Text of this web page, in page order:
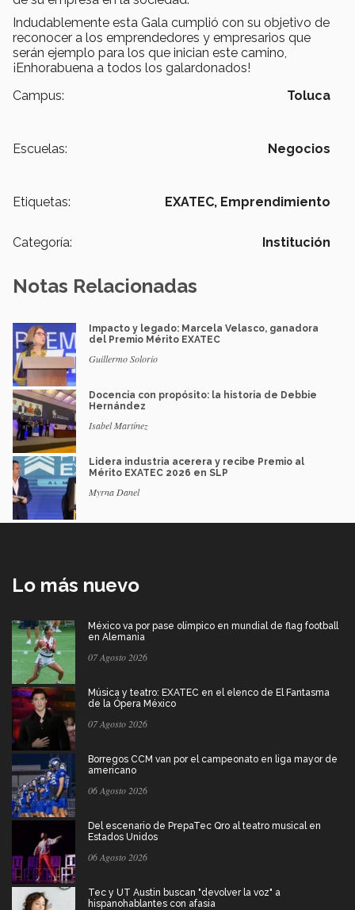
Indudablemente esta Gala cumplió con su objetivo de
reconocer a los emprendedores y empresarios que
serán ejemplo para los que inician este camino,
¡Enhorabuena a todos los galardonados!
Campus:
Toluca
Escuelas: Negocios
Etiquetas: EXATEC, Emprendimiento
Categoría: Institución
Notas Relacionadas
Impacto y legado: Marcela Velasco, ganadora
del Premio Mérito EXATEC
Guillermo Solorio
Docencia con propósito: la historia de Debbie
Hernández
Isabel Martínez
Lidera industria acerera y recibe Premio al
Mérito EXATEC 2026 en SLP
Myrna Danel
Lo más nuevo
México va por pase olímpico en mundial de flag football
en Alemania
07 Agosto 2026
Música y teatro: EXATEC en el elenco de El Fantasma
de la Ópera México
07 Agosto 2026
Borregos CCM van por el campeonato en liga mayor de
americano
06 Agosto 2026
Del escenario de PrepaTec Qro al teatro musical en
Estados Unidos
06 Agosto 2026
Tec y UT Austin buscan "devolver la voz" a
hispanohablantes con afasia